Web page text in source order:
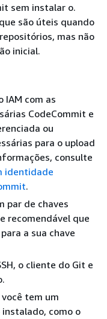
sem instalar o.
são úteis quando
mas não
inicial.
IAM com as
CodeCommit e
ou
para o upload
consulte
identidade
.
par de chaves
recomendável que
a sua chave
o cliente do Git e
tem um
como o